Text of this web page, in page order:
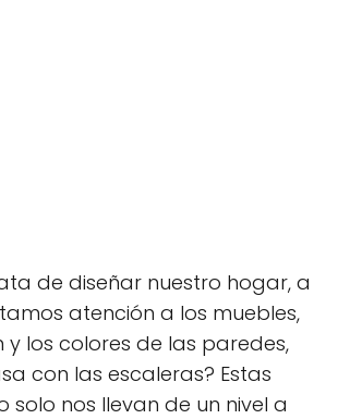
de diseñar nuestro hogar, a
atención a los muebles,
los colores de las paredes,
con las escaleras? Estas
solo nos llevan de un nivel a